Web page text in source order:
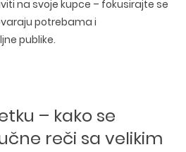
na svoje kupce – fokusirajte se
potrebama i
publike.
– kako se
reči sa velikim